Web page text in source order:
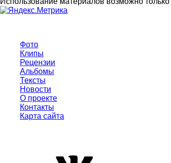
Фото
Клипы
Рецензии
Альбомы
Тексты
Новости
О проекте
Контакты
Карта сайта